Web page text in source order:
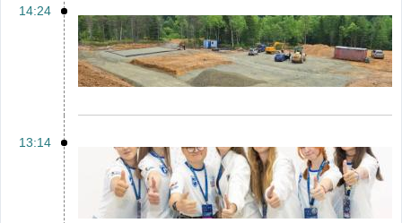
14:24
13:14